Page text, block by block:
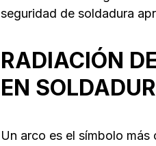
seguridad de soldadura
RADIACIÓN
EN
Un arco es el símbolo